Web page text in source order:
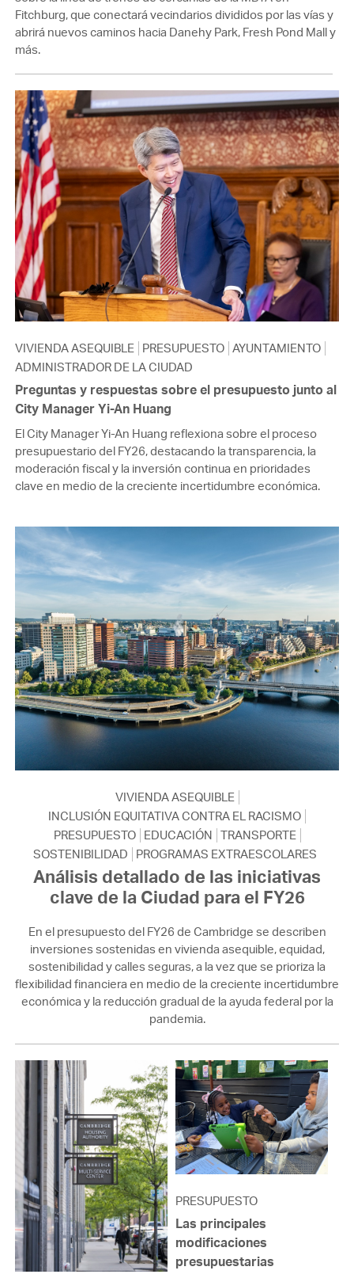
Fitchburg, que conectará vecindarios divididos por las vías y
abrirá nuevos caminos hacia Danehy Park, Fresh Pond Mall y
más.
VIVIENDA ASEQUIBLE PRESUPUESTO AYUNTAMIENTO
ADMINISTRADOR DE LA CIUDAD
Preguntas y respuestas sobre el presupuesto junto al
City Manager Yi-An Huang
El City Manager Yi-An Huang reflexiona sobre el proceso
presupuestario del FY26, destacando la transparencia, la
moderación fiscal y la inversión continua en prioridades
clave en medio de la creciente incertidumbre económica.
VIVIENDA ASEQUIBLE
INCLUSIÓN EQUITATIVA CONTRA EL RACISMO
PRESUPUESTO
EDUCACIÓN TRANSPORTE
SOSTENIBILIDAD
PROGRAMAS EXTRAESCOLARES
Análisis detallado de las iniciativas
clave de la Ciudad para el FY26
En el presupuesto del FY26 de Cambridge se describen
inversiones sostenidas en vivienda asequible, equidad,
sostenibilidad y calles seguras, a la vez que se prioriza la
flexibilidad financiera en medio de la creciente incertidumbre
económica y la reducción gradual de la ayuda federal por la
pandemia.
PRESUPUESTO
Las principales
modificaciones
presupuestarias